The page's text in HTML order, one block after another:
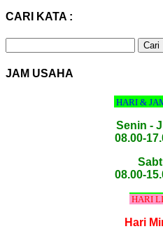
CARI KATA :
untuk:
JAM USAHA
HARI &
Senin -
08.00-
08.00-
HARI
Hari